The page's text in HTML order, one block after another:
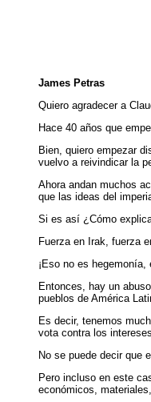
James Petras
Quiero agradecer a
Hace 40 años que
Bien, quiero empezar
vuelvo a reivindicar la
Ahora andan muchos
que las ideas del
Si es así ¿Cómo
Fuerza en Irak, fuerza
¡Eso no es
Entonces, hay un
pueblos de América
Es decir, tenemos
vota contra los
No se puede decir que
Pero incluso en este
económicos,